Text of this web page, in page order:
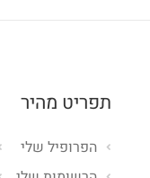
תפריט מהיר
הפרופיל שלי